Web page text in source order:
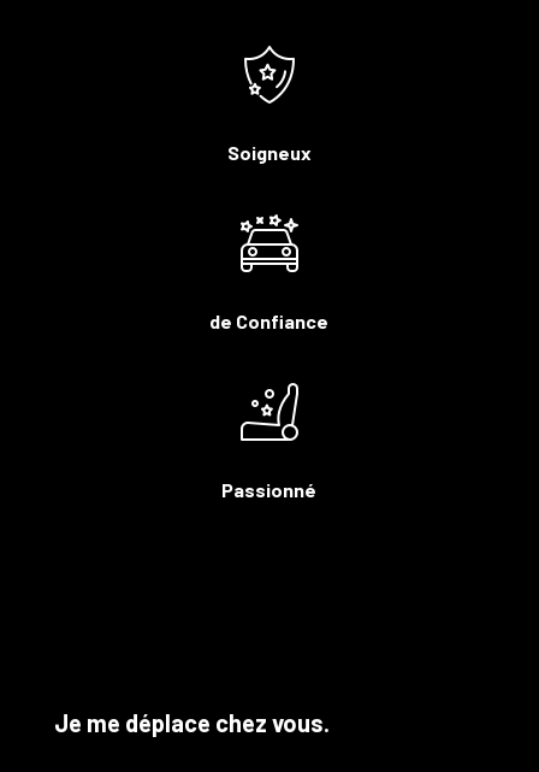
Soigneux
de Confiance
Passionné
Je me déplace chez vous.